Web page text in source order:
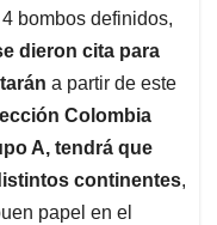
bombos definidos,
dieron cita para
a partir de este
Colombia
A, tendrá que
continentes,
papel en el